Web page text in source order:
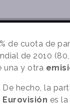
de cuota de
de 2010
una y otra
De hecho, la
Eurovisión es